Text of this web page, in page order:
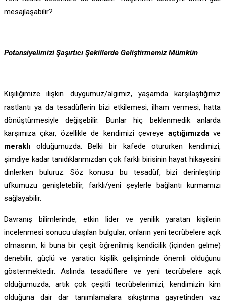
mesajlaşabilir?
Potansiyelimizi Şaşırtıcı Şekillerde Geliştirmemiz Mümkün
Kişiliğimize ilişkin duygumuz/algımız, yaşamda karşılaştığımız
rastlantı ya da tesadüflerin bizi etkilemesi, ilham vermesi, hatta
dönüştürmesiyle değişebilir. Bunlar hiç beklenmedik anlarda
karşımıza çıkar, özellikle de kendimizi çevreye açtığımızdave
meraklı olduğumuzda. Belki bir kafede otururken kendimizi,
şimdiye kadar tanıdıklarımızdan çok farklı birisinin hayat hikayesini
dinlerken buluruz. Söz konusu bu tesadüf, bizi derinleştirip
ufkumuzu genişletebilir, farklı/yeni şeylerle bağlantı kurmamızı
sağlayabilir.
Davranış bilimlerinde, etkin lider ve yenilik yaratan kişilerin
incelenmesi sonucu ulaşılan bulgular, onların yeni tecrübelere açık
olmasının, ki buna bir çeşit öğrenilmiş kendicilik (içinden gelme)
denebilir, güçlü ve yaraticı kişilik gelişiminde önemli olduğunu
göstermektedir. Aslında tesadüflere ve yeni tecrübelere açık
olduğumuzda, artık çok çeşitli tecrübelerimizi, kendimizin kim
olduğuna dair dar tanımlamalara sıkıştırma gayretinden vaz